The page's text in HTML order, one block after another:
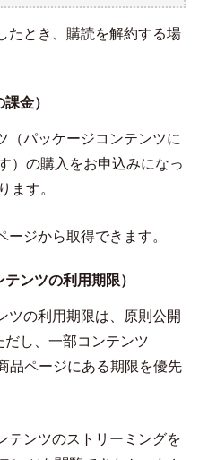
とき、購読を解約する場
金）
パッケージコンテンツに
）の購入をお申込みになっ
ます。
ジから取得できます。
ンツの利用期限）
の利用期限は、原則公開
だし、一部コンテンツ
品ページにある期限を優先
ンツのストリーミングを